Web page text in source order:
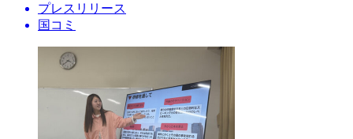
プレスリリース
国コミ